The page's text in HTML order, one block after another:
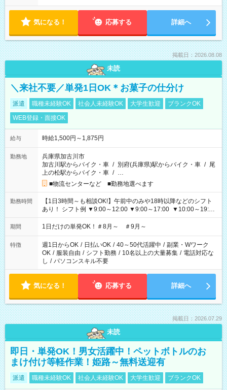
気になる！ 応募する 詳細へ
掲載日：2026.08.08
未読
＼来社不要／単発1日OK＊お菓子の仕分け
派遣 職種未経験OK 社会人未経験OK 大学生歓迎
ブランクOK
WEB登録・面接OK
給与 時給1,500円～1,875円
勤務地
兵庫県加古川市
加古川駅からバイク・車 / 別府(兵庫県)駅からバイク・車 / 尾
上の松駅からバイク・車 / …
■物流センターなど ■勤務地選べます
勤務時間
【1日3時間～も相談OK!】午前中のみや18時以降などのシフト
あり！ シフト例 ▼9:00～12:00 ▼9:00～17:00 ▼10:00～19:00
▼18:00～21:00
期間 1日だけの単発OK！＃8月～ ＃9月～
特徴 週1日からOK / 日払いOK / 40～50代活躍中 / 副業・Wワーク
OK / 服装自由 / シフト勤務 / 10名以上の大量募集 / 電話対応な
し / パソコンスキル不要
気になる！ 応募する 詳細へ
掲載日：2026.07.29
未読
即日・単発OK！男女活躍中！ペットボトルのお
まけ付け等軽作業！姫路～無料送迎有
派遣 職種未経験OK 社会人未経験OK 大学生歓迎 ブランクOK